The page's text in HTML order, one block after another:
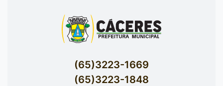
(65)3223-1669
(65)3223-1848